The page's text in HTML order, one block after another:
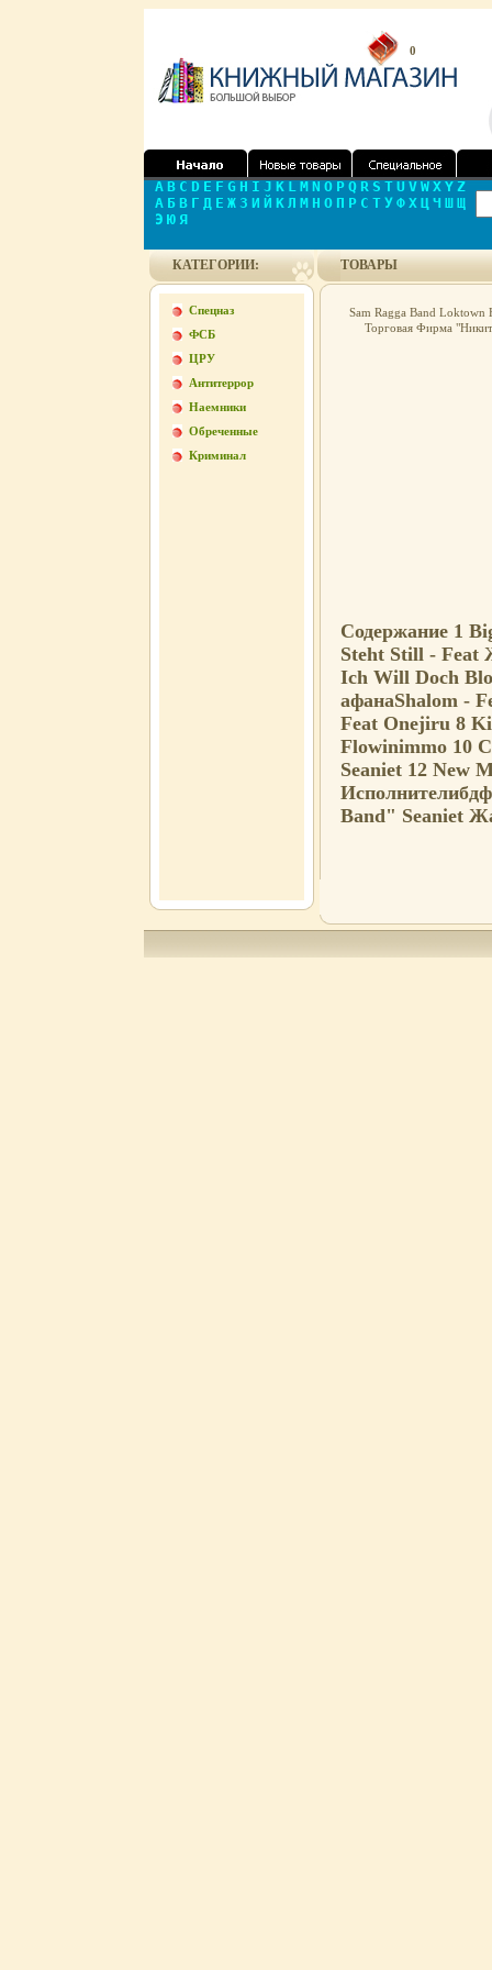
0
A B C D E F G H I J K L M N O P Q R S T U V W X Y Z
А Б В Г Д Е Ж З И Й К Л М Н О П Р С Т У Ф Х Ц Ч Ш Щ
Э Ю Я
КАТЕГОРИИ:
Спецназ
ФСБ
ЦРУ
Антитеррор
Наемники
Обреченные
Криминал
ТОВАРЫ
Sam Ragga Band
Торговая Фирма
Содержание 1
Steht Still - Feat
Ich Will Doch
афанаShalom -
Feat Onejiru 8
Flowinimmo 10
Seaniet 12 New
Band" Seaniet